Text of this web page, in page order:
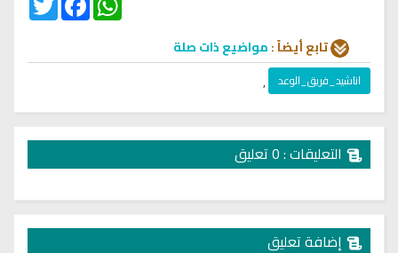
تابع أيضاً :مواضيع ذات صلة
اناشيد_فريق_الوعد ,
التعليقات : 0 تعليق
إضافة تعليق